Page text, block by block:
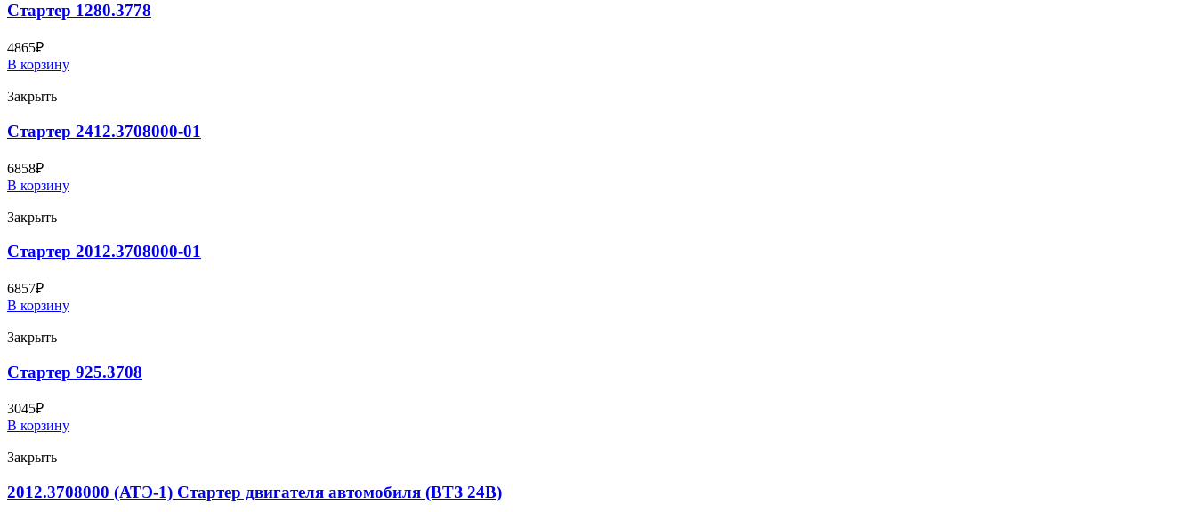
Стартер 1280.3778
4865₽
В корзину
Закрыть
Стартер 2412.3708000-01
6858₽
В корзину
Закрыть
Стартер 2012.3708000-01
6857₽
В корзину
Закрыть
Стартер 925.3708
3045₽
В корзину
Закрыть
2012.3708000 (АТЭ-1) Стартер двигателя автомобиля (ВТЗ 24В)